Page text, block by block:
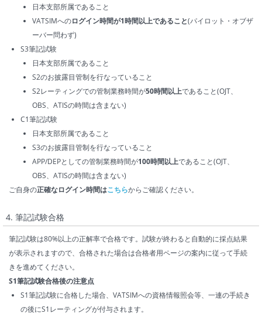
日本支部所属であること
VATSIMへのログイン時間が1時間以上であること(パイロット・オブザ
ーバー問わず)
S3筆記試験
日本支部所属であること
S2のお披露目管制を行なっていること
S2レーティングでの管制業務時間が50時間以上であること(OJT、
OBS、ATISの時間は含まない)
C1筆記試験
日本支部所属であること
S3のお披露目管制を行なっていること
APP/DEPとしての管制業務時間が100時間以上であること(OJT、
OBS、ATISの時間は含まない)
ご自身の正確なログイン時間はこちらからご確認ください。
4. 筆記試験合格
筆記試験は80%以上の正解率で合格です。試験が終わると自動的に採点結果
が表示されますので、合格された場合は合格者用ページの案内に従って手続
きを進めてください。
S1筆記試験合格後の注意点
S1筆記試験に合格した場合、VATSIMへの資格情報照会等、一連の手続き
の後にS1レーティングが付与されます。